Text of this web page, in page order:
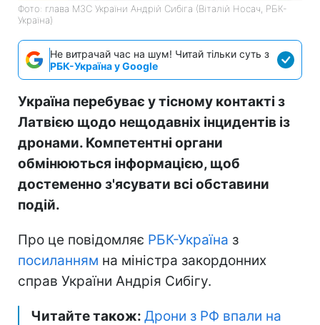
Фото: глава МЗС України Андрій Сибіга (Віталій Носач, РБК-
Україна)
Не витрачай час на шум! Читай тільки суть з
РБК-Україна у Google
Україна перебуває у тісному контакті з
Латвією щодо нещодавніх інцидентів із
дронами. Компетентні органи
обмінюються інформацією, щоб
достеменно з'ясувати всі обставини
подій.
Про це повідомляє РБК-Україна з
посиланням на міністра закордонних
справ України Андрія Сибігу.
Читайте також: Дрони з РФ впали на